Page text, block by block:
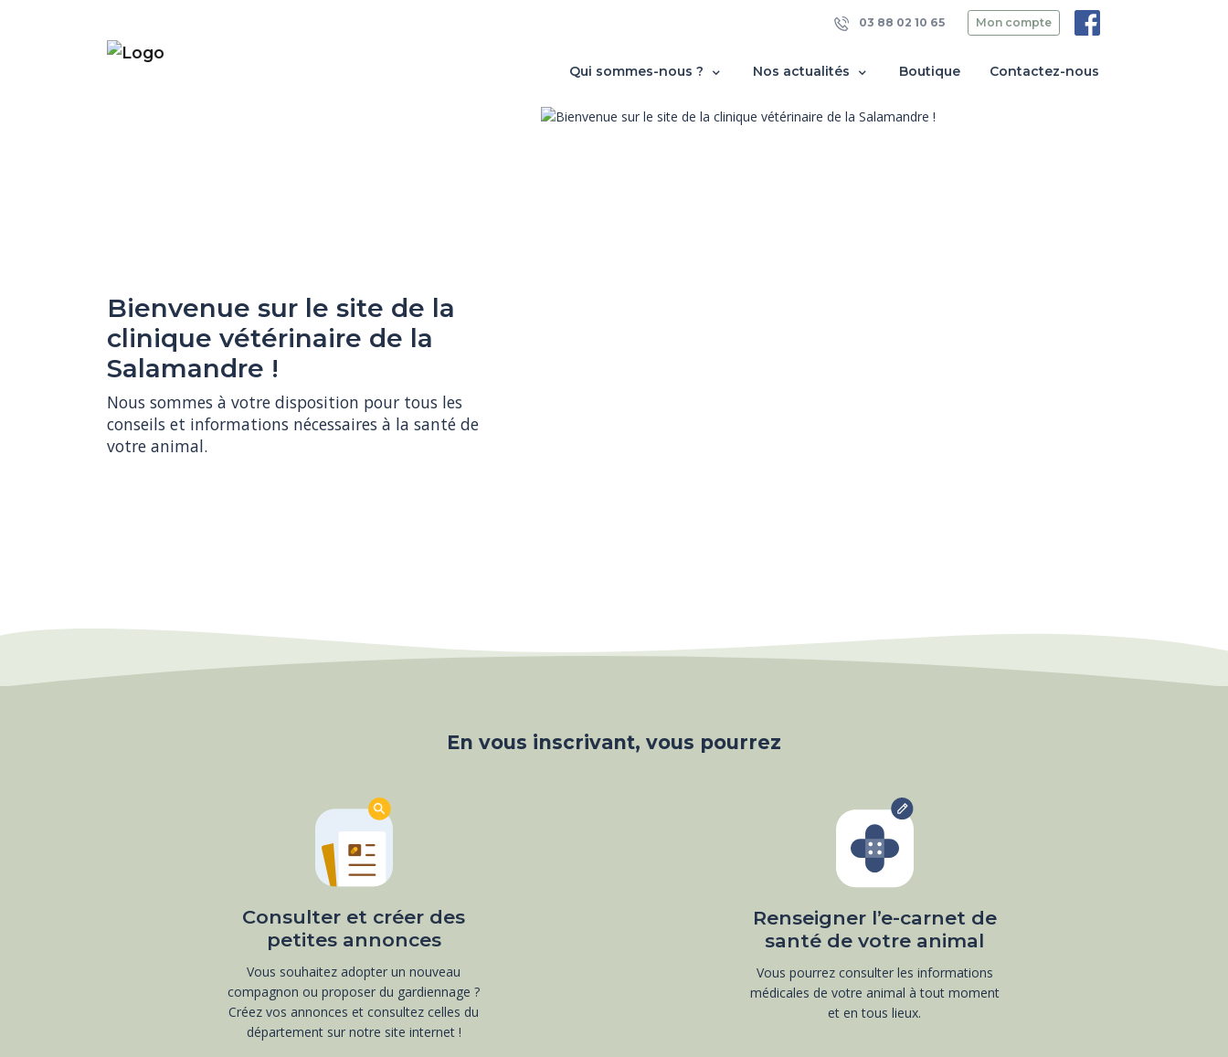
Qui sommes-nous ? Nos actualités Boutique Contactez-nous
03 88 02 10 65 Mon compte
Bienvenue sur le site de la
clinique vétérinaire de la
Salamandre !
Nous sommes à votre disposition pour tous les
conseils et informations nécessaires à la santé de
votre animal.
En vous inscrivant, vous pourrez
Consulter et créer des
petites annonces
Vous souhaitez adopter un nouveau
compagnon ou proposer du gardiennage ?
Créez vos annonces et consultez celles du
département sur notre site internet !
Renseigner l’e-carnet de
santé de votre animal
Vous pourrez consulter les informations
médicales de votre animal à tout moment
et en tous lieux.